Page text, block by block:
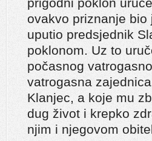
ovakvo priznanje
uputio predsjednik
poklonom. Uz to
počasnog
vatrogasna
Klanjec, a koje mu
dug život i krepko
njim i njegovom